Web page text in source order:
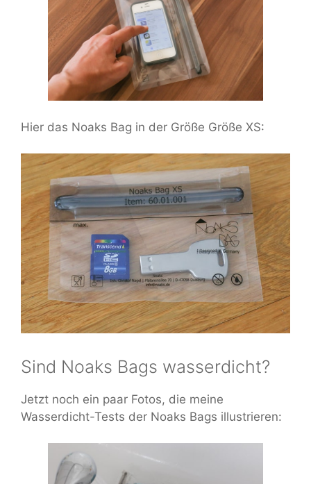
Hier das Noaks Bag in der Größe Größe XS:
Sind Noaks Bags wasserdicht?
Jetzt noch ein paar Fotos, die meine
Wasserdicht-Tests der Noaks Bags illustrieren: